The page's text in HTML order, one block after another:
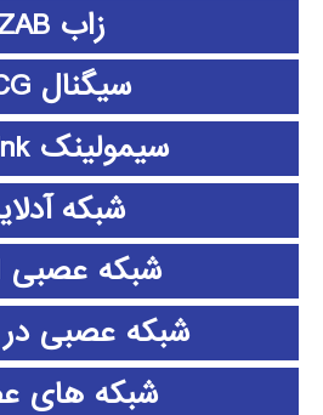
زاب ZAB
سیگنال ECG
سیمولینک simulink
شبکه
شبکه عصبی CNN
شبکه عصبی در
شبکه های